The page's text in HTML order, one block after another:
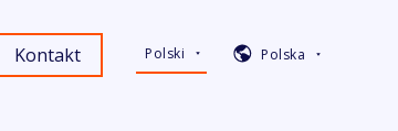
Kontakt Polski Polska